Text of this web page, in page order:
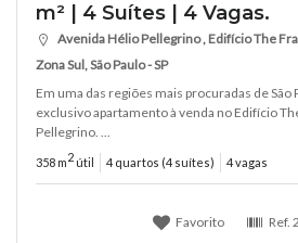
m² | 4 Suítes | 4 Vagas.
Avenida Hélio Pellegrino , Edifício The
Zona Sul, São Paulo - SP
Em uma das regiões mais procuradas de
exclusivo apartamento à venda no Edifício
Pellegrino. ...
358 m2 útil 4 quartos (4 suítes) 4 vagas
Favorito Ref.